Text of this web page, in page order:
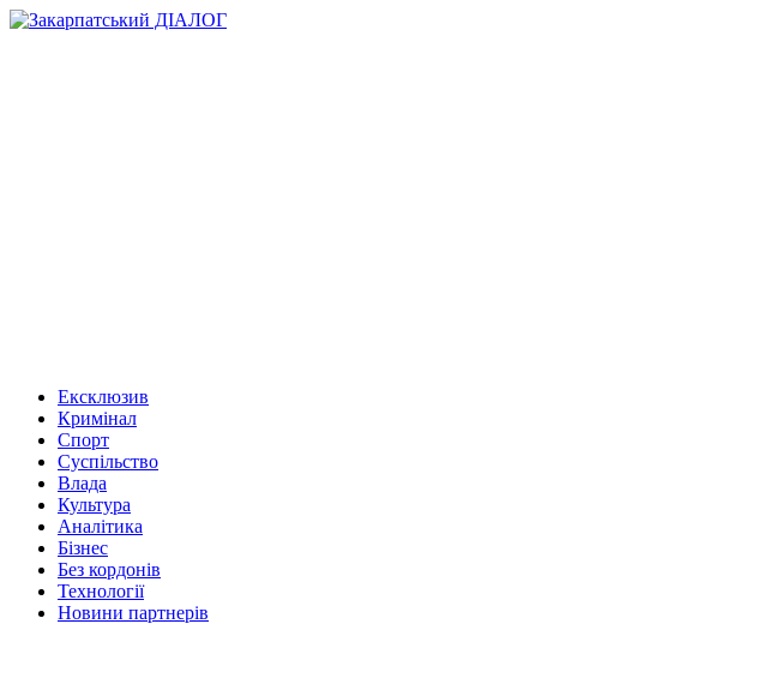
Ексклюзив
Кримінал
Спорт
Суспільство
Влада
Культура
Аналітика
Бізнес
Без кордонів
Технології
Новини партнерів